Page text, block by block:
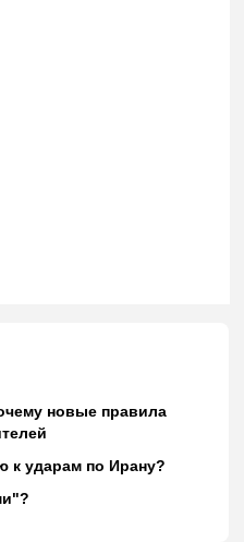
новые правила
к ударам по Ирану?